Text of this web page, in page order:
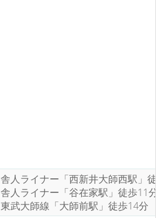
舎人ライナー「西新井大師西駅」徒
舎人ライナー「谷在家駅」徒歩11分
東武大師線「大師前駅」徒歩14分